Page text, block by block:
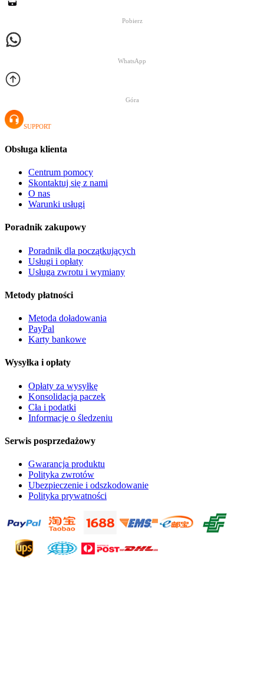
Pobierz
WhatsApp
Góra
SUPPORT
Obsługa klienta
Centrum pomocy
Skontaktuj się z nami
O nas
Warunki usługi
Poradnik zakupowy
Poradnik dla początkujących
Usługi i opłaty
Usługa zwrotu i wymiany
Metody płatności
Metoda doładowania
PayPal
Karty bankowe
Wysyłka i opłaty
Opłaty za wysyłkę
Konsolidacja paczek
Cła i podatki
Informacje o śledzeniu
Serwis posprzedażowy
Gwarancja produktu
Polityka zwrotów
Ubezpieczenie i odszkodowanie
Polityka prywatności